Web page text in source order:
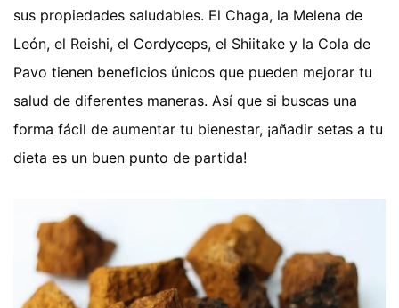
sus propiedades saludables. El Chaga, la Melena de
León, el Reishi, el Cordyceps, el Shiitake y la Cola de
Pavo tienen beneficios únicos que pueden mejorar tu
salud de diferentes maneras. Así que si buscas una
forma fácil de aumentar tu bienestar, ¡añadir setas a tu
dieta es un buen punto de partida!